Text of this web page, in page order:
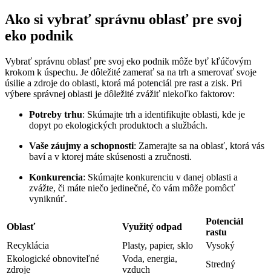
Ako si vybrať správnu oblasť pre svoj
eko podnik
Vybrať správnu oblasť pre svoj eko podnik môže byť kľúčovým
krokom k úspechu. Je dôležité zamerať sa na trh a smerovať svoje
úsilie a zdroje do oblasti, ktorá má potenciál pre rast a zisk. Pri
výbere správnej oblasti je dôležité zvážiť niekoľko faktorov:
Potreby trhu: Skúmajte trh a identifikujte oblasti, kde je
dopyt po ekologických produktoch a službách.
Vaše záujmy a schopnosti: Zamerajte sa na oblasť, ktorá vás
baví a v ktorej máte skúsenosti a zručnosti.
Konkurencia: Skúmajte konkurenciu v danej oblasti a
zvážte, či máte niečo jedinečné, čo vám môže pomôcť
vyniknúť.
Oblasť Využitý odpad
Potenciál
rastu
Recyklácia
Plasty, papier, sklo
Vysoký
Ekologické obnoviteľné
zdroje
Voda, energia,
vzduch
Stredný